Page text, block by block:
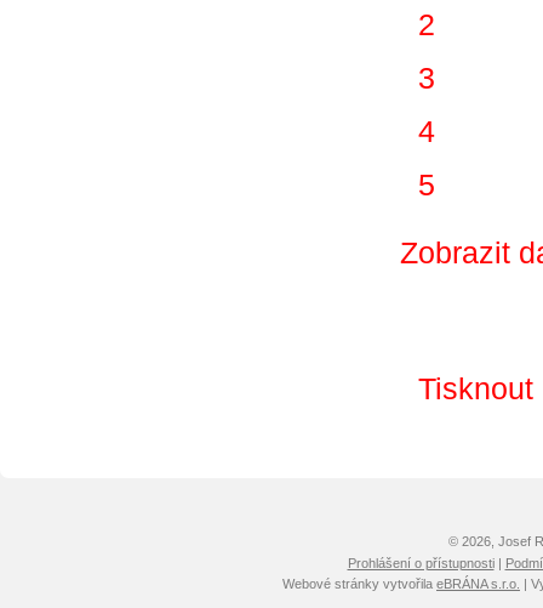
2
3
4
5
Zobrazit
Tisknout
© 2026, Josef
Prohlášení o přístupnosti|
Webové stránky vytvořila eBRÁNA s.r.o. |